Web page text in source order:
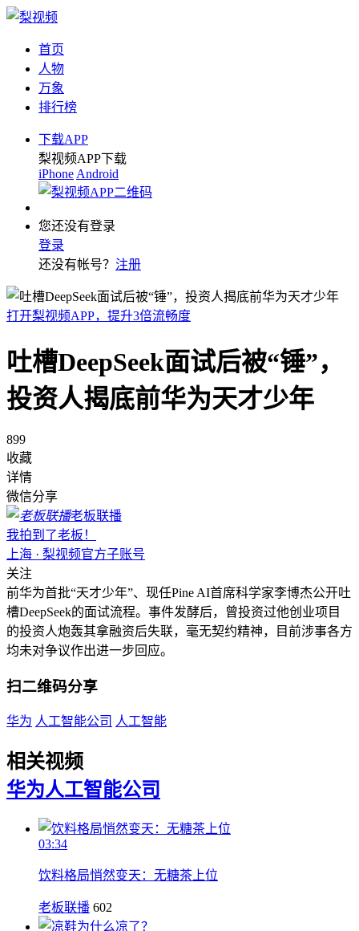
首页
人物
万象
排行榜
下载APP
梨视频APP下载
iPhone Android
您还没有登录
登录
还没有帐号？ 注册
打开梨视频APP，提升3倍流畅度
吐槽DeepSeek面试后被“锤”，
投资人揭底前华为天才少年
899
收藏
详情
微信分享
老板联播
我拍到了老板！
上海 · 梨视频官方子账号
关注
前华为首批“天才少年”、现任Pine AI首席科学家李博杰公开吐
槽DeepSeek的面试流程。事件发酵后，曾投资过他创业项目
的投资人炮轰其拿融资后失联，毫无契约精神，目前涉事各方
均未对争议作出进一步回应。 ​​​
扫二维码分享
华为 人工智能公司 人工智能
相关视频
华为人工智能公司
03:34
饮料格局悄然变天：无糖茶上位
老板联播 602